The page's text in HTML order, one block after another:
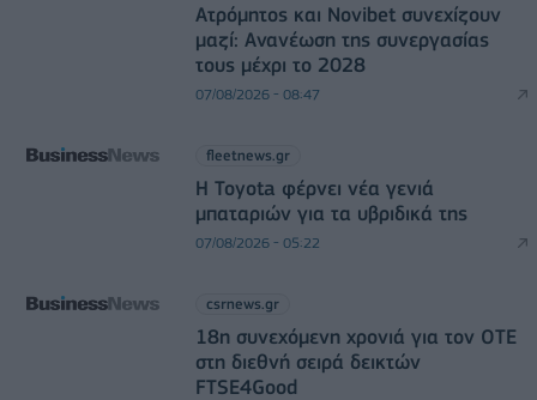
Ατρόμητος και Novibet συνεχίζουν
μαζί: Ανανέωση της συνεργασίας
τους μέχρι το 2028
07/08/2026 - 08:47
fleetnews.gr
Η Toyota φέρνει νέα γενιά
μπαταριών για τα υβριδικά της
07/08/2026 - 05:22
csrnews.gr
18η συνεχόμενη χρονιά για τον ΟΤΕ
στη διεθνή σειρά δεικτών
FTSE4Good